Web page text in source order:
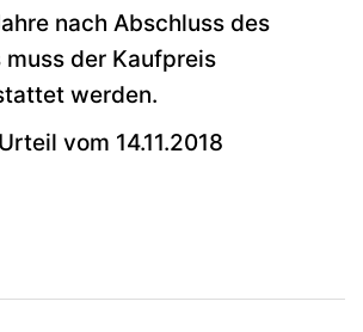
nach Abschluss des
der Kaufpreis
werden.
vom 14.11.2018